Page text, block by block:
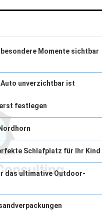
Momente sichtbar
unverzichtbar ist
festlegen
Schlafplatz für Ihr Kind
das ultimative Outdoor-